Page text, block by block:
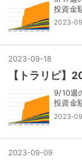
投資金
2023-
2023-09-18
【トラリピ】
9/10週
投資金
2023-
2023-09-09